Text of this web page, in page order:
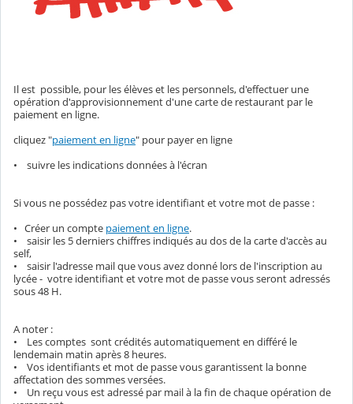
Il est possible, pour les élèves et les personnels, d'effectuer une
opération d'approvisionnement d'une carte de restaurant par le
paiement en ligne.
cliquez "paiement en ligne" pour payer en ligne
• suivre les indications données à l'écran
Si vous ne possédez pas votre identifiant et votre mot de passe :
• Créer un compte paiement en ligne.
• saisir les 5 derniers chiffres indiqués au dos de la carte d'accès au
self,
• saisir l'adresse mail que vous avez donné lors de l'inscription au
lycée - votre identifiant et votre mot de passe vous seront adressés
sous 48 H.
A noter :
• Les comptes sont crédités automatiquement en différé le
lendemain matin après 8 heures.
• Vos identifiants et mot de passe vous garantissent la bonne
affectation des sommes versées.
• Un reçu vous est adressé par mail à la fin de chaque opération de